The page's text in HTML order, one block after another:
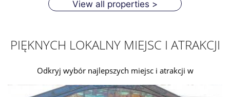
View all properties >
PIĘKNYCH LOKALNY MIEJSC I ATRAKCJI
Odkryj wybór najlepszych miejsc i atrakcji w